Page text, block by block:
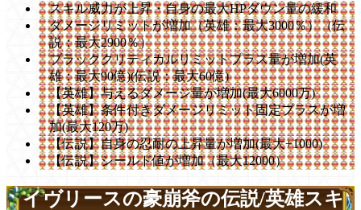
スキル威力が上昇・自身の最大HPダウン量の緩和
ダメージリミットが増加（英雄：最大3000％）（伝
説：最大2900％）
ブラッククリティカルリミットプラス量が増加(英
雄：最大90億)(伝説：最大60億)
【英雄】与えるダメージ量が増加(最大6000万)
【英雄】条件付きダメージリミット固定プラスが増
加(最大120万)
【伝説】自身の忍耐の上昇量が増加(最大+1000)
【伝説】シールド値が増加（最大12000）
イヴリースの豪崩斧の伝説/英雄スキ